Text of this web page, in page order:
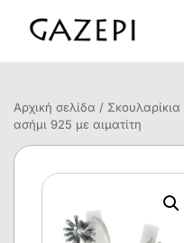
Αρχική σελίδα / Σκουλαρίκια
ασήμι 925 με αιματίτη